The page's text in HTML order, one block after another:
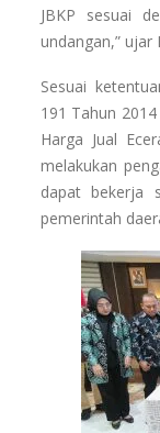
JBKP sesuai
undangan,” ujar
Sesuai
191 Tahun
Harga Jual
melakukan
dapat bekerja
pemerintah